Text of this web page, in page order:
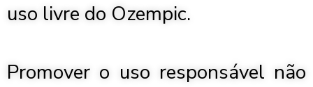
uso livre do Ozempic.
Promover o uso responsável não